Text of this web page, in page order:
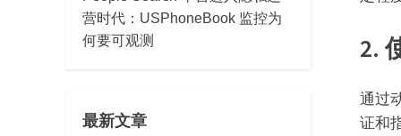
2.
通过
证和
营时代：USPhoneBook 监控为
何要可观测
最新文章